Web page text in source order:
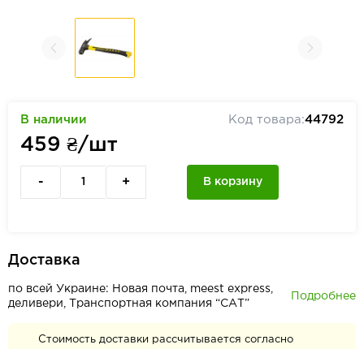
В наличии
459 ₴/шт
Код товара:44792
- + В корзину
Доставка
по всей Украине: Новая почта, meest express,
деливери, Транспортная компания “САТ”
Подробнее
Стоимость доставки рассчитывается согласно